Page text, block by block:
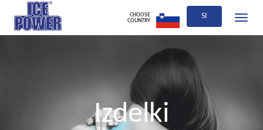
CHOOSE
COUNTRY
SI
Toggle
Izdelki